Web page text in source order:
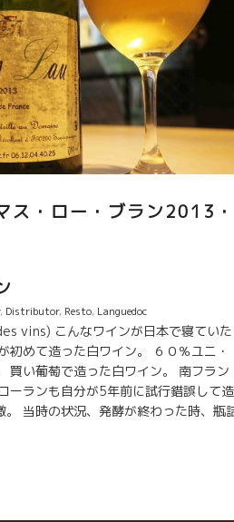
ス・ロー・ブラン2013・
, Distributor, Resto, Languedoc
vins) こんなワインが日本で寝ていた
初めて造った白ワイン。 ６０％ユニ・
買い葡萄で造った白ワイン。 南フラン
ーランも自分が5年前に試行錯誤して造
。 当時の状況、発酵が終わった時、瓶
こんな風に熟成したことに 驚いていた